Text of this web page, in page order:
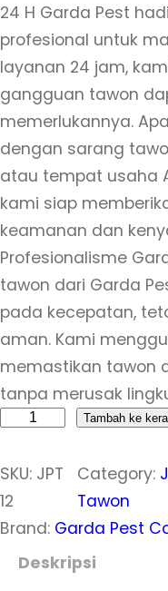
24 H Garda Pest
profesional untuk
layanan 24 jam,
gangguan tawon
memerlukannya.
dengan sarang
atau tempat usaha
kami siap
keamanan dan
Profesionalisme
tawon dari Garda
pada kecepatan,
aman. Kami
memastikan tawon
tanpa merusak
a
n
t
Tambah ke
SKU: JPT
12
Category:
Tawon
Brand: Garda Pest
Deskripsi